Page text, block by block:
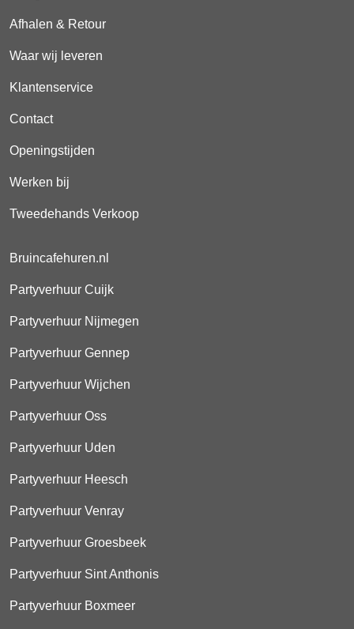
Afhalen & Retour
Waar wij leveren
Klantenservice
Contact
Openingstijden
Werken bij
Tweedehands Verkoop
Bruincafehuren.nl
Partyverhuur Cuijk
Partyverhuur Nijmegen
Partyverhuur Gennep
Partyverhuur Wijchen
Partyverhuur Oss
Partyverhuur Uden
Partyverhuur Heesch
Partyverhuur Venray
Partyverhuur Groesbeek
Partyverhuur Sint Anthonis
Partyverhuur Boxmeer